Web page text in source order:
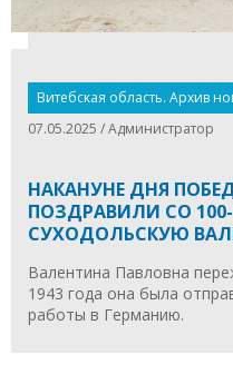
Витебская область. Архив
07.05.2025 / Администратор
НАКАНУНЕ ДНЯ
ПОЗДРАВИЛИ СО
СУХОДОЛЬСКУЮ
Валентина Павловна
1943 года она была
работы в Германию.